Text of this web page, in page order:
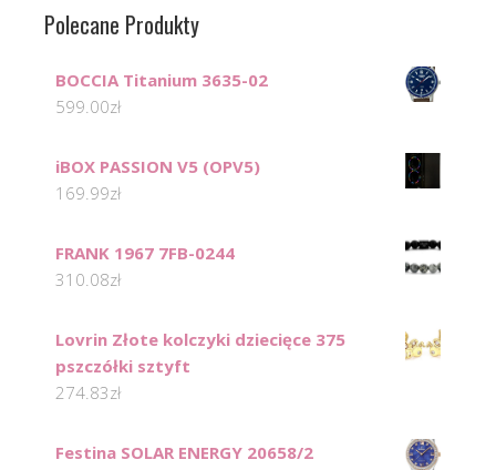
Polecane Produkty
BOCCIA Titanium 3635-02
599.00zł
iBOX PASSION V5 (OPV5)
169.99zł
FRANK 1967 7FB-0244
310.08zł
Lovrin Złote kolczyki dziecięce 375
pszczółki sztyft
274.83zł
Festina SOLAR ENERGY 20658/2